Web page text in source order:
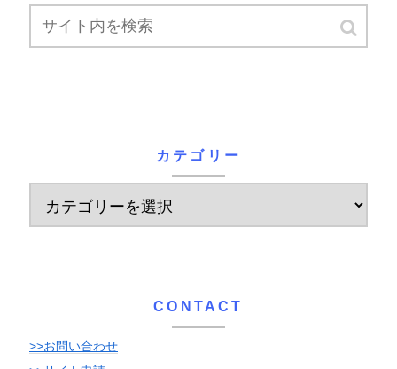
カテゴリー
CONTACT
>>お問い合わせ